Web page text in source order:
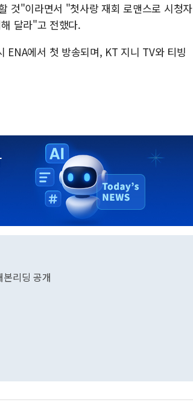
것"이라면서 "첫사랑 재회 로맨스로 시청자
달라"고 전했다.
ENA에서 첫 방송되며, KT 지니 TV와 티빙
리딩 공개